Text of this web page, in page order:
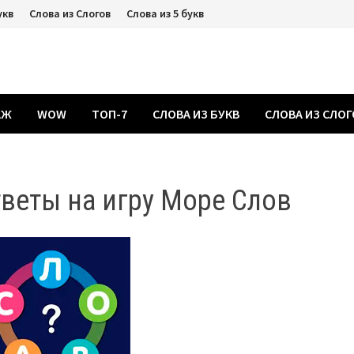
Слова из Слогов Слова из 5 букв
WOW ТОП-7 СЛОВА ИЗ БУКВ СЛОВА ИЗ
на игру Море Слов